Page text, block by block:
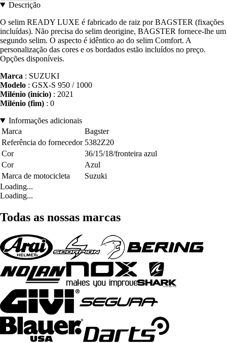
Descrição
O selim READY LUXE é fabricado de raiz por BAGSTER (fixações
incluídas). Não precisa do selim deorigine, BAGSTER fornece-lhe um
segundo selim. O aspecto é idêntico ao do selim Comfort. A
personalização das cores e os bordados estão incluídos no preço.
Opções disponíveis.
Marca : SUZUKI
Modelo : GSX-S 950 / 1000
Milénio (início) : 2021
Milénio (fim) : 0
Informações adicionais
Marca
Bagster
Referência do fornecedor 5382Z20
Cor
36/15/18/fronteira azul
Cor
Azul
Marca de motocicleta
Suzuki
Loading...
Loading...
Todas as nossas marcas